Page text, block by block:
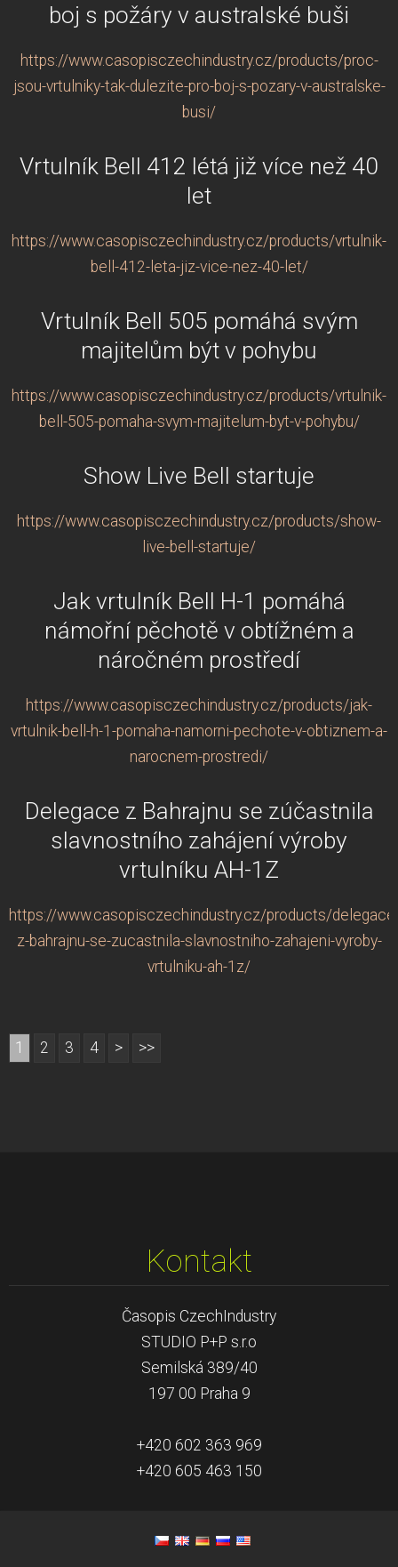
boj s požáry v australské buši
https://www.casopisczechindustry.cz/products/proc-
jsou-vrtulniky-tak-dulezite-pro-boj-s-pozary-v-australske-
busi/
Vrtulník Bell 412 létá již více než 40
let
https://www.casopisczechindustry.cz/products/vrtulnik-
bell-412-leta-jiz-vice-nez-40-let/
Vrtulník Bell 505 pomáhá svým
majitelům být v pohybu
https://www.casopisczechindustry.cz/products/vrtulnik-
bell-505-pomaha-svym-majitelum-byt-v-pohybu/
Show Live Bell startuje
https://www.casopisczechindustry.cz/products/show-
live-bell-startuje/
Jak vrtulník Bell H-1 pomáhá
námořní pěchotě v obtížném a
náročném prostředí
https://www.casopisczechindustry.cz/products/jak-
vrtulnik-bell-h-1-pomaha-namorni-pechote-v-obtiznem-a-
narocnem-prostredi/
Delegace z Bahrajnu se zúčastnila
slavnostního zahájení výroby
vrtulníku AH-1Z
https://www.casopisczechindustry.cz/products/
z-bahrajnu-se-zucastnila-slavnostniho-zahajeni-vyroby-
vrtulniku-ah-1z/
1 2 3 4 > >>
Kontakt
Časopis CzechIndustry
STUDIO P+P s.r.o
Semilská 389/40
197 00 Praha 9
+420 602 363 969
+420 605 463 150